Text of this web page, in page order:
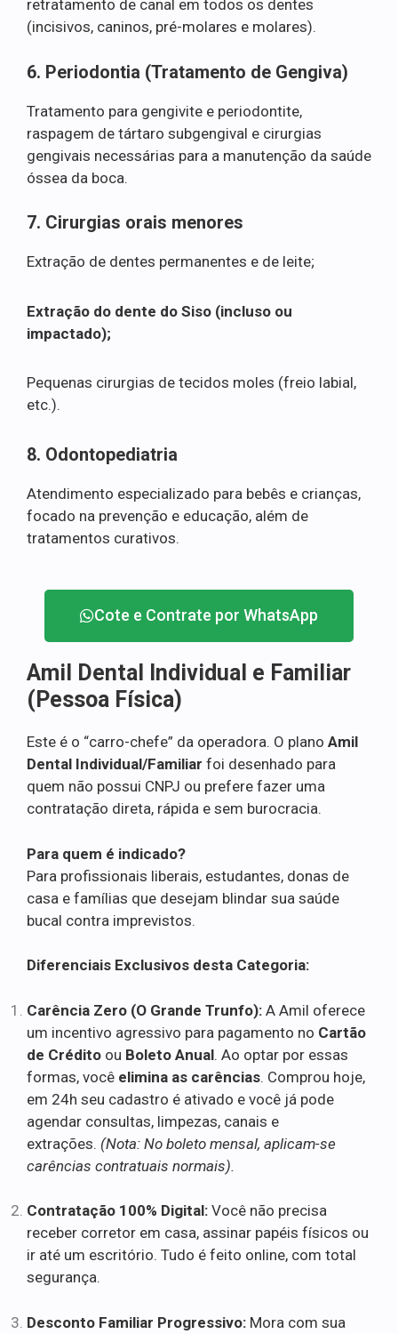
retratamento de canal em todos os dentes
(incisivos, caninos, pré-molares e molares).
6. Periodontia (Tratamento de Gengiva)
Tratamento para gengivite e periodontite,
raspagem de tártaro subgengival e cirurgias
gengivais necessárias para a manutenção da saúde
óssea da boca.
7. Cirurgias orais menores
Extração de dentes permanentes e de leite;
Extração do dente do Siso (incluso ou
impactado);
Pequenas cirurgias de tecidos moles (freio labial,
etc.).
8. Odontopediatria
Atendimento especializado para bebês e crianças,
focado na prevenção e educação, além de
tratamentos curativos.
Cote e Contrate por WhatsApp
Amil Dental Individual e Familiar
(Pessoa Física)
Este é o “carro-chefe” da operadora. O plano Amil
Dental Individual/Familiar foi desenhado para
quem não possui CNPJ ou prefere fazer uma
contratação direta, rápida e sem burocracia.
Para quem é indicado?
Para profissionais liberais, estudantes, donas de
casa e famílias que desejam blindar sua saúde
bucal contra imprevistos.
Diferenciais Exclusivos desta Categoria:
Carência Zero (O Grande Trunfo): A Amil oferece
um incentivo agressivo para pagamento no Cartão
de Crédito ou Boleto Anual. Ao optar por essas
formas, você elimina as carências. Comprou hoje,
em 24h seu cadastro é ativado e você já pode
agendar consultas, limpezas, canais e
extrações. (Nota: No boleto mensal, aplicam-se
carências contratuais normais).
Contratação 100% Digital: Você não precisa
receber corretor em casa, assinar papéis físicos ou
ir até um escritório. Tudo é feito online, com total
segurança.
Desconto Familiar Progressivo: Mora com sua